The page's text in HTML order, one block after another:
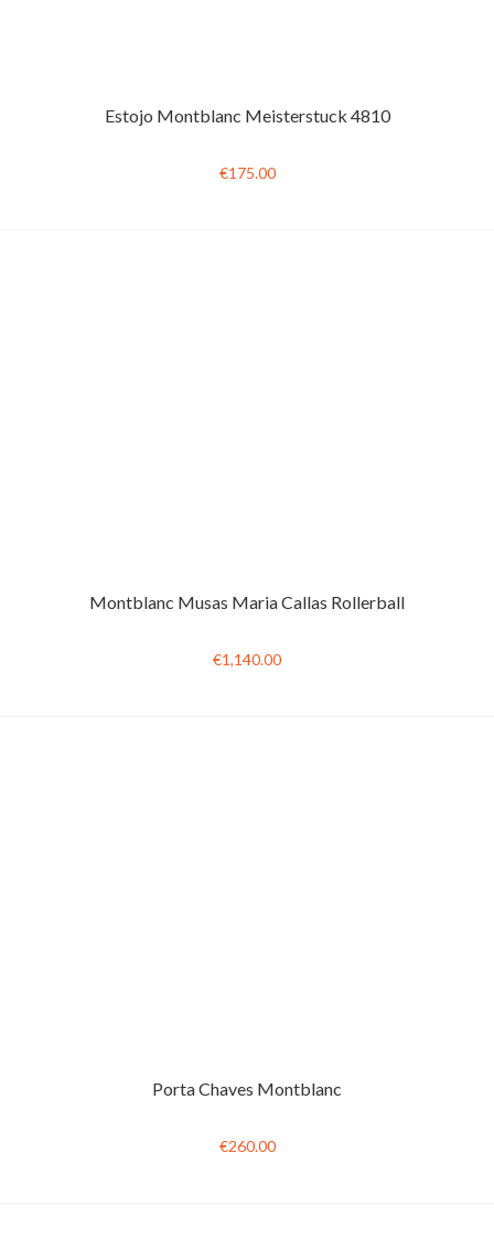
Estojo Montblanc Meisterstuck 4810
€175.00
Montblanc Musas Maria Callas Rollerball
€1,140.00
Porta Chaves Montblanc
€260.00